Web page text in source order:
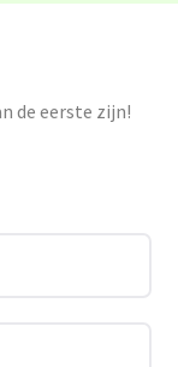
de eerste zijn!